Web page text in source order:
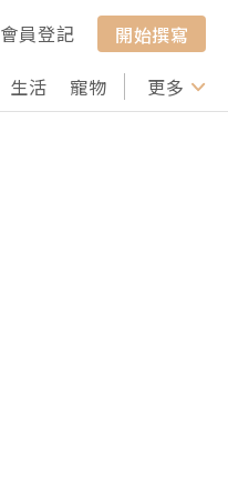
會員登記
開始撰寫
生活 寵物 行山 打卡
更多